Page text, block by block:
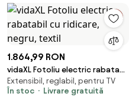
1.864,99 RON
vidaXL Fotoliu electric rabatabil
cu ridicare, negru, textil
Extensibil, reglabil, pentru TV
În stoc
Livrare gratuită